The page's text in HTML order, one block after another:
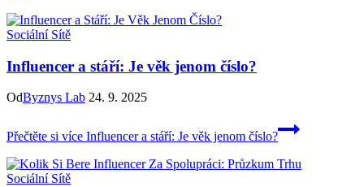
Sociální Sítě
Influencer a stáří: Je věk jenom číslo?
OdByznys Lab 24. 9. 2025
Přečtěte si více Influencer a stáří: Je věk jenom číslo?
Sociální Sítě